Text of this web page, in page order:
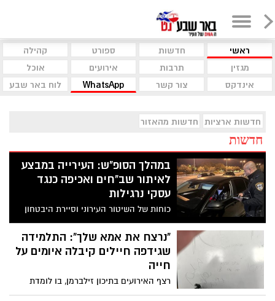
ראשי חדשות ספורט
קהילה
מגזין
תרבות אירועים
אוכל
אינדקס
צור קשר WhatsApp לוח באר שבע
חדשות ארציות חדשות מהאזור
חדשות
במהלך הסופ"ש: העירייה במבצע
לאיתור שב"חים ואכיפה כנגד
עסקי נרגילות
כוחות של השיטור העירוני וסיירת היבטחון
פעלו בסוף השבוע האחרון ברחובות העיר,
כחלק ממבצע אכיפה ממוקד שעורכת
העירייה בשנה האחרונה
"נרצח את אמא שלך": התלמידה
שגידפה חיילים קיבלה איומים על
חייה
רצף האירועים בתיכון זילברמן, בו לומדת
התלמידה שלכאורה גידפה את חיילי צה"ל